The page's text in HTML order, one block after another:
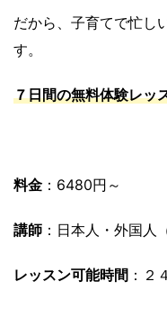
だから、子育てで忙し
す。
７日間の無料体験レッ
料金 ：6480円～
講師 ：日本人・外国人
レッスン可能時間 ：２